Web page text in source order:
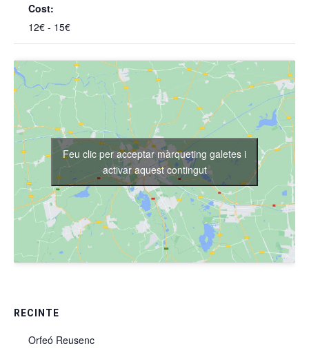
Cost:
12€ - 15€
RECINTE
Orfeó Reusenc
Feu clic per acceptar màrqueting galetes i
activar aquest contingut